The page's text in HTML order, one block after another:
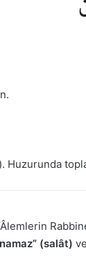
Huzurunda
(salât)